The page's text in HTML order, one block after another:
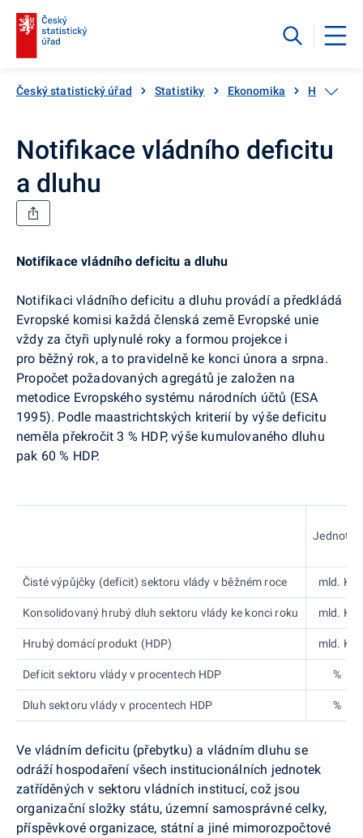
Český statistický úřad Statistiky Ekonomika HDP,
Notifikace vládního deficitu
a dluhu
Notifikace vládního deficitu a dluhu
Notifikaci vládního deficitu a dluhu provádí a předkládá
Evropské komisi každá členská země Evropské unie
vždy za čtyři uplynulé roky a formou projekce i
pro běžný rok, a to pravidelně ke konci února a srpna.
Propočet požadovaných agregátů je založen na
metodice Evropského systému národních účtů (ESA
1995). Podle maastrichtských kriterií by výše deficitu
neměla překročit 3 % HDP, výše kumulovaného dluhu
pak 60 % HDP.
Jednotka
Čisté výpůjčky (deficit) sektoru vlády v běžném roce mld. Kč
Konsolidovaný hrubý dluh sektoru vlády ke konci roku mld. Kč
Hrubý domácí produkt (HDP) mld. Kč
Deficit sektoru vlády v procentech HDP %
Dluh sektoru vlády v procentech HDP %
Ve vládním deficitu (přebytku) a vládním dluhu se
odráží hospodaření všech institucionálních jednotek
zatříděných v sektoru vládních institucí, což jsou
organizační složky státu, územní samosprávné celky,
příspěvkové organizace, státní a jiné mimorozpočtové